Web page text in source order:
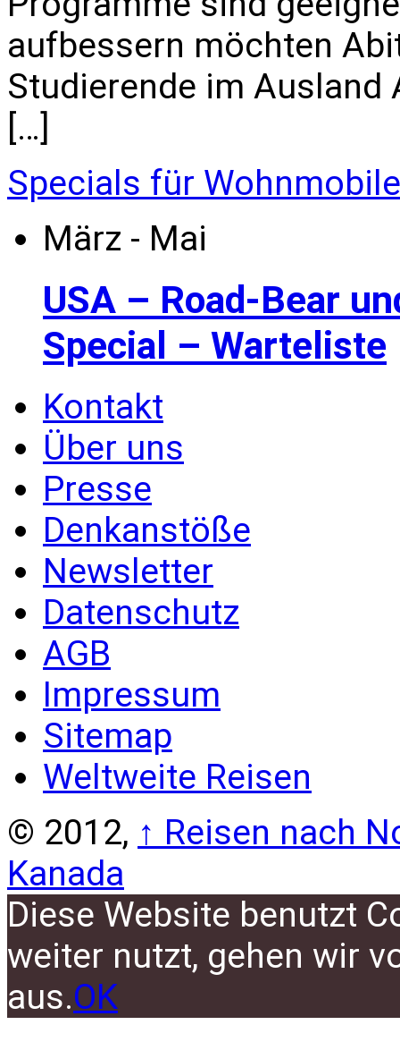
aufbessern möchten
Studierende im
[…]
Specials für Wohnmobile
März - Mai
USA – Road-Bear
Special – Warteliste
Kontakt
Über uns
Presse
Denkanstöße
Newsletter
Datenschutz
AGB
Impressum
Sitemap
Weltweite Reisen
© 2012, ↑ Reisen nach
Kanada
Diese Website benutzt
weiter nutzt, gehen wir
aus.OK